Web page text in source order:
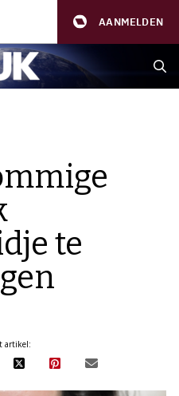
AANMELDEN
te
artikel: